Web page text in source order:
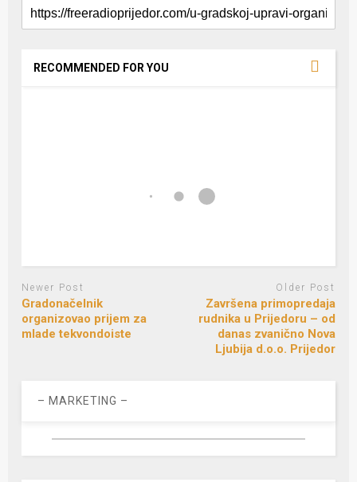
RECOMMENDED FOR YOU
Newer Post
Gradonačelnik
organizovao prijem za
mlade tekvondoiste
Older Post
Završena primopredaja
rudnika u Prijedoru – od
danas zvanično Nova
Ljubija d.o.o. Prijedor
– MARKETING –